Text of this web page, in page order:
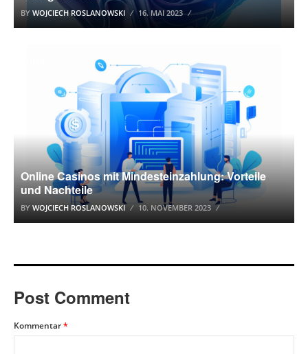
BY WOJCIECH ROSLANOWSKI 16. MAI 2023
Online Casinos mit Mindesteinzahlung: Vorteile
und Nachteile
BY WOJCIECH ROSLANOWSKI 10. NOVEMBER 2023
Post Comment
Kommentar*